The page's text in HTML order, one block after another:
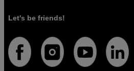
Let's be friends!